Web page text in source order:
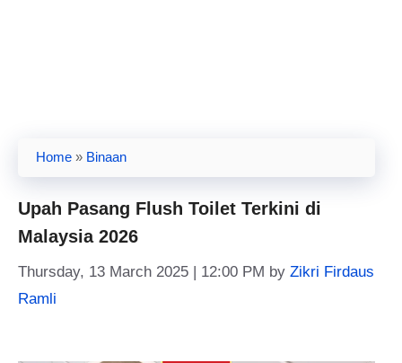
Home » Binaan
Upah Pasang Flush Toilet Terkini di
Malaysia 2026
Thursday, 13 March 2025 | 12:00 PM by Zikri Firdaus
Ramli